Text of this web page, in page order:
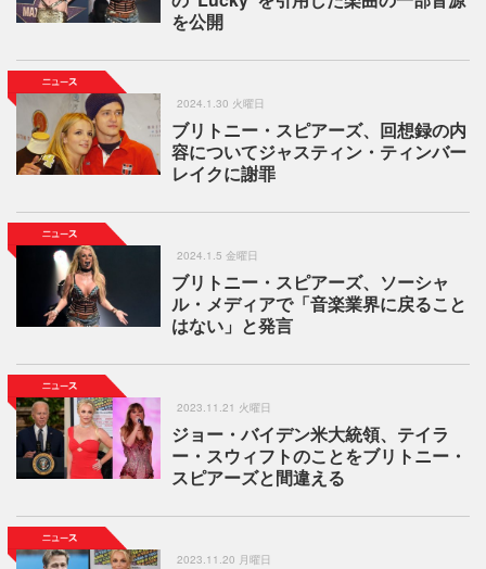
を公開
2024.1.30 火曜日
ブリトニー・スピアーズ、回想録の内
容についてジャスティン・ティンバー
レイクに謝罪
2024.1.5 金曜日
ブリトニー・スピアーズ、ソーシャ
ル・メディアで「音楽業界に戻ること
はない」と発言
2023.11.21 火曜日
ジョー・バイデン米大統領、テイラ
ー・スウィフトのことをブリトニー・
スピアーズと間違える
2023.11.20 月曜日